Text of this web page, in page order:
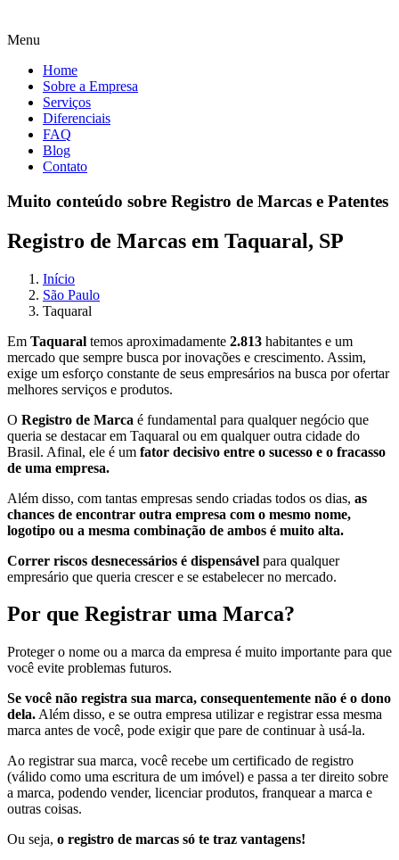
Menu
Home
Sobre a Empresa
Serviços
Diferenciais
FAQ
Blog
Contato
Muito conteúdo sobre Registro de Marcas e Patentes
Registro de Marcas em Taquaral, SP
Início
São Paulo
Taquaral
Em Taquaral temos aproximadamente 2.813 habitantes e um
mercado que sempre busca por inovações e crescimento. Assim,
exige um esforço constante de seus empresários na busca por ofertar
melhores serviços e produtos.
O Registro de Marca é fundamental para qualquer negócio que
queria se destacar em Taquaral ou em qualquer outra cidade do
Brasil. Afinal, ele é um fator decisivo entre o sucesso e o fracasso
de uma empresa.
Além disso, com tantas empresas sendo criadas todos os dias, as
chances de encontrar outra empresa com o mesmo nome,
logotipo ou a mesma combinação de ambos é muito alta.
Correr riscos desnecessários é dispensável para qualquer
empresário que queria crescer e se estabelecer no mercado.
Por que Registrar uma Marca?
Proteger o nome ou a marca da empresa é muito importante para que
você evite problemas futuros.
Se você não registra sua marca, consequentemente não é o dono
dela. Além disso, e se outra empresa utilizar e registrar essa mesma
marca antes de você, pode exigir que pare de continuar à usá-la.
Ao registrar sua marca, você recebe um certificado de registro
(válido como uma escritura de um imóvel) e passa a ter direito sobre
a marca, podendo vender, licenciar produtos, franquear a marca e
outras coisas.
Ou seja, o registro de marcas só te traz vantagens!